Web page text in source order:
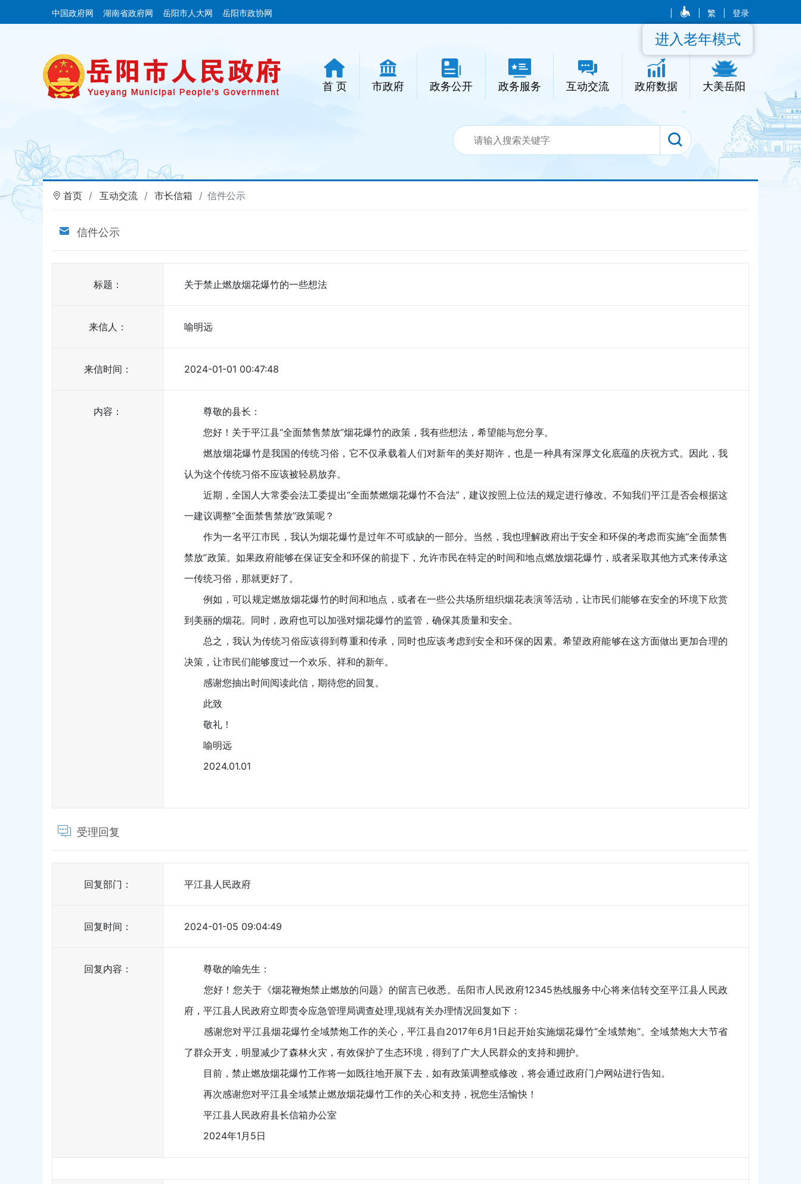
中国政府网 湖南省政府网 岳阳市人大网 岳阳市政协网 繁 登录
首 页 市政府 政务公开 政务服务 互动交流 政府数据 大美岳阳
进入老年模式
首页 互动交流 市长信箱 信件公示
信件公示
标题： 关于禁止燃放烟花爆竹的一些想法
来信人： 喻明远
来信时间： 2024-01-01 00:47:48
内容：
尊敬的县长：
您好！关于平江县“全面禁售禁放”烟花爆竹的政策，我有些想法，希望能与您分享。
燃放烟花爆竹是我国的传统习俗，它不仅承载着人们对新年的美好期许，也是一种具有深厚文化底蕴的庆祝方式。因此，我
认为这个传统习俗不应该被轻易放弃。
近期，全国人大常委会法工委提出“全面禁燃烟花爆竹不合法”，建议按照上位法的规定进行修改。不知我们平江是否会根据这
一建议调整“全面禁售禁放”政策呢？
作为一名平江市民，我认为烟花爆竹是过年不可或缺的一部分。当然，我也理解政府出于安全和环保的考虑而实施“全面禁售
禁放”政策。如果政府能够在保证安全和环保的前提下，允许市民在特定的时间和地点燃放烟花爆竹，或者采取其他方式来传承这
一传统习俗，那就更好了。
例如，可以规定燃放烟花爆竹的时间和地点，或者在一些公共场所组织烟花表演等活动，让市民们能够在安全的环境下欣赏
到美丽的烟花。同时，政府也可以加强对烟花爆竹的监管，确保其质量和安全。
总之，我认为传统习俗应该得到尊重和传承，同时也应该考虑到安全和环保的因素。希望政府能够在这方面做出更加合理的
决策，让市民们能够度过一个欢乐、祥和的新年。
感谢您抽出时间阅读此信，期待您的回复。
此致
敬礼！
喻明远
2024.01.01
受理回复
回复部门： 平江县人民政府
回复时间： 2024-01-05 09:04:49
回复内容：
尊敬的喻先生：
您好！您关于《烟花鞭炮禁止燃放的问题》的留言已收悉。岳阳市人民政府12345热线服务中心将来信转交至平江县人民政
府，平江县人民政府立即责令应急管理局调查处理,现就有关办理情况回复如下：
感谢您对平江县烟花爆竹全域禁炮工作的关心，平江县自2017年6月1日起开始实施烟花爆竹“全域禁炮”。全域禁炮大大节省
了群众开支，明显减少了森林火灾，有效保护了生态环境，得到了广大人民群众的支持和拥护。
目前，禁止燃放烟花爆竹工作将一如既往地开展下去，如有政策调整或修改，将会通过政府门户网站进行告知。
再次感谢您对平江县全域禁止燃放烟花爆竹工作的关心和支持，祝您生活愉快！
平江县人民政府县长信箱办公室
2024年1月5日